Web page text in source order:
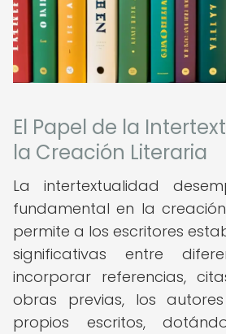
El Papel de la
la Creación Literaria
La intertextualidad
fundamental en la
permite a los escritores
significativas entre
incorporar referencias,
obras previas, los
propios escritos,